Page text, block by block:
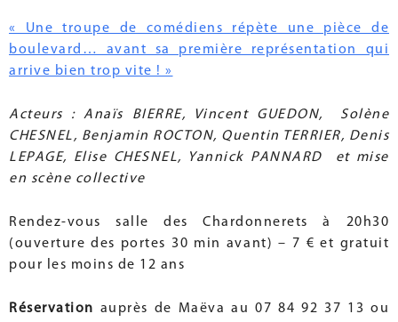
« Une troupe de comédiens répète une pièce de
boulevard… avant sa première représentation qui
arrive bien trop vite ! »
Acteurs : Anaïs BIERRE, Vincent GUEDON, Solène
CHESNEL, Benjamin ROCTON, Quentin TERRIER, Denis
LEPAGE, Elise CHESNEL, Yannick PANNARD et mise
en scène collective
Rendez-vous salle des Chardonnerets à 20h30
(ouverture des portes 30 min avant) – 7 € et gratuit
pour les moins de 12 ans
Réservation auprès de Maëva au 07 84 92 37 13 ou